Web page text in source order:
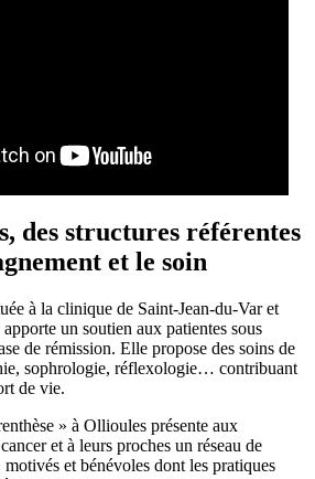
des structures référentes
et le soin
à la clinique de Saint-Jean-du-Var et
un soutien aux patientes sous
de rémission. Elle propose des soins de
sophrologie, réflexologie… contribuant
de vie.
» à Ollioules présente aux
et à leurs proches un réseau de
et bénévoles dont les pratiques